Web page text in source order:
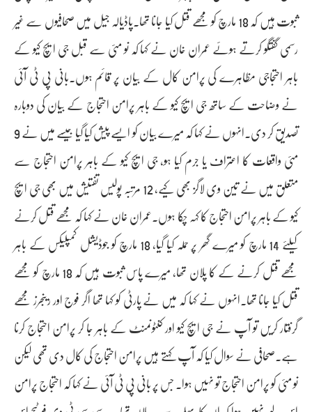
ثبوت ہیں کہ 18 مارچ کو مجھے قتل کیا جانا تھا۔پاڈیالہ جیل میں صحافیوں سے غیر
رسمی گفتگو کرتے ہوئے عمران خان نے کہا کہ نو مئی سے قبل جی ایچ کیو کے
باہر احتجاجی مظاہرے کی پرامن کال کے بیان پر قائم ہوں۔بانی پی ٹی آئی
نے وضاحت کے ساتھ جی ایچ کیو کے باہر پرامن احتجاج کے بیان کی دوبارہ
تصدیق کر دی۔انہوں نے کہا کہ میرے بیان کو ایسے پیش کیا گیا جیسے میں نے 9
مئی واقعات کا اعتراف یا جرم کیا ہو، جی ایچ کیو کے باہر پرامن احتجاج سے
متعلق میں نے تین وی لاگز بھی کیے، 12 مرتبہ پولیس تفتیش میں بھی جی ایچ
کیو کے باہر پرامن احتجاج کا کہہ چکا ہوں۔عمران خان نے کہا کہ مجھے قتل کرنے
کیلئے 14 مارچ کو میرے گھر پر حملہ کیا گیا، 18 مارچ کو جوڈیشل کمپلیکس کے باہر
مجھے قتل کرنے کے کا پلان تھا، میرے پاس ثبوت ہیں کہ 18 مارچ کو مجھے
قتل کیا جانا تھا۔انہوں نے کہا کہ میں نے پارٹی کو کہا تھا اگر فوج اور رینجرز مجھے
گرفتار کریں تو آپ نے جی ایچ کیو اور کنٹونمنٹ کے باہر جا کر پرامن احتجاج کرنا
ہے۔صحافی نے سوال کیا کہ آپ کہتے ہیں پرامن احتجاج کی کال دی تھی لیکن
نو مئی کو پرامن احتجاج تو نہیں ہوا۔ جس پر بانی پی ٹی آئی نے کہا کہ احتجاج پرامن